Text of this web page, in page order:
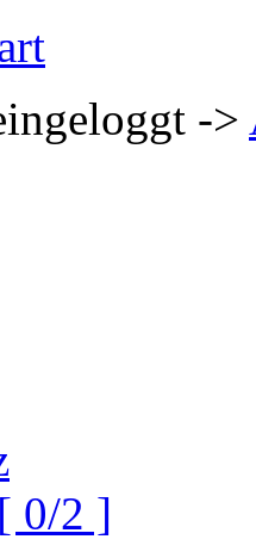
->
0/2 ]